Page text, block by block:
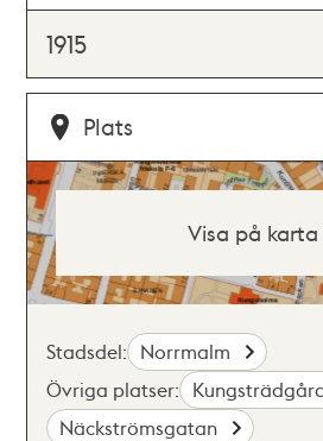
1915
Plats
Visa på karta
Stadsdel: Norrmalm
Övriga platser:
Näckströmsgatan